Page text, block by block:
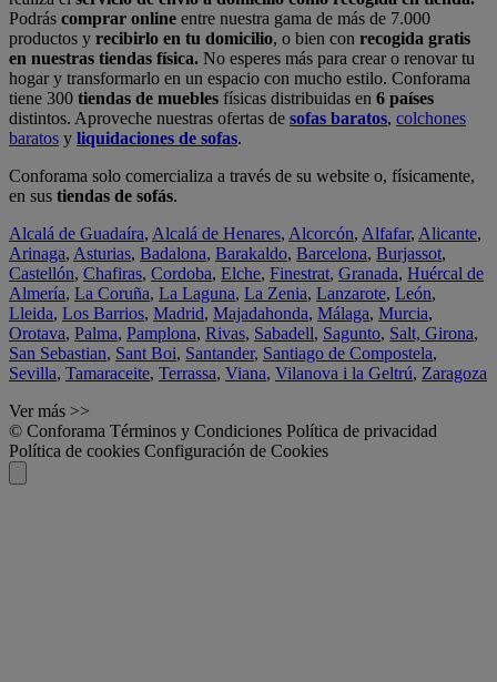
Podrás comprar online entre nuestra gama de más de 7.000
productos y recibirlo en tu domicilio, o bien con recogida gratis
en nuestras tiendas física. No esperes más para crear o renovar tu
hogar y transformarlo en un espacio con mucho estilo. Conforama
tiene 300 tiendas de muebles físicas distribuidas en 6 países
distintos. Aproveche nuestras ofertas de sofas baratos, colchones
baratos y liquidaciones de sofas.
Conforama solo comercializa a través de su website o, físicamente,
en sus tiendas de sofás.
Alcalá de Guadaíra, Alcalá de Henares, Alcorcón, Alfafar, Alicante,
Arinaga, Asturias, Badalona, Barakaldo, Barcelona, Burjassot,
Castellón, Chafiras, Cordoba, Elche, Finestrat, Granada, Huércal de
Almería, La Coruña, La Laguna, La Zenia, Lanzarote, León,
Lleida, Los Barrios, Madrid, Majadahonda, Málaga, Murcia,
Orotava, Palma, Pamplona, Rivas, Sabadell, Sagunto, Salt, Girona,
San Sebastian, Sant Boi, Santander, Santiago de Compostela,
Sevilla, Tamaraceite, Terrassa, Viana, Vilanova i la Geltrú, Zaragoza
Ver más >>
© Conforama Términos y Condiciones Política de privacidad
Política de cookies Configuración de Cookies